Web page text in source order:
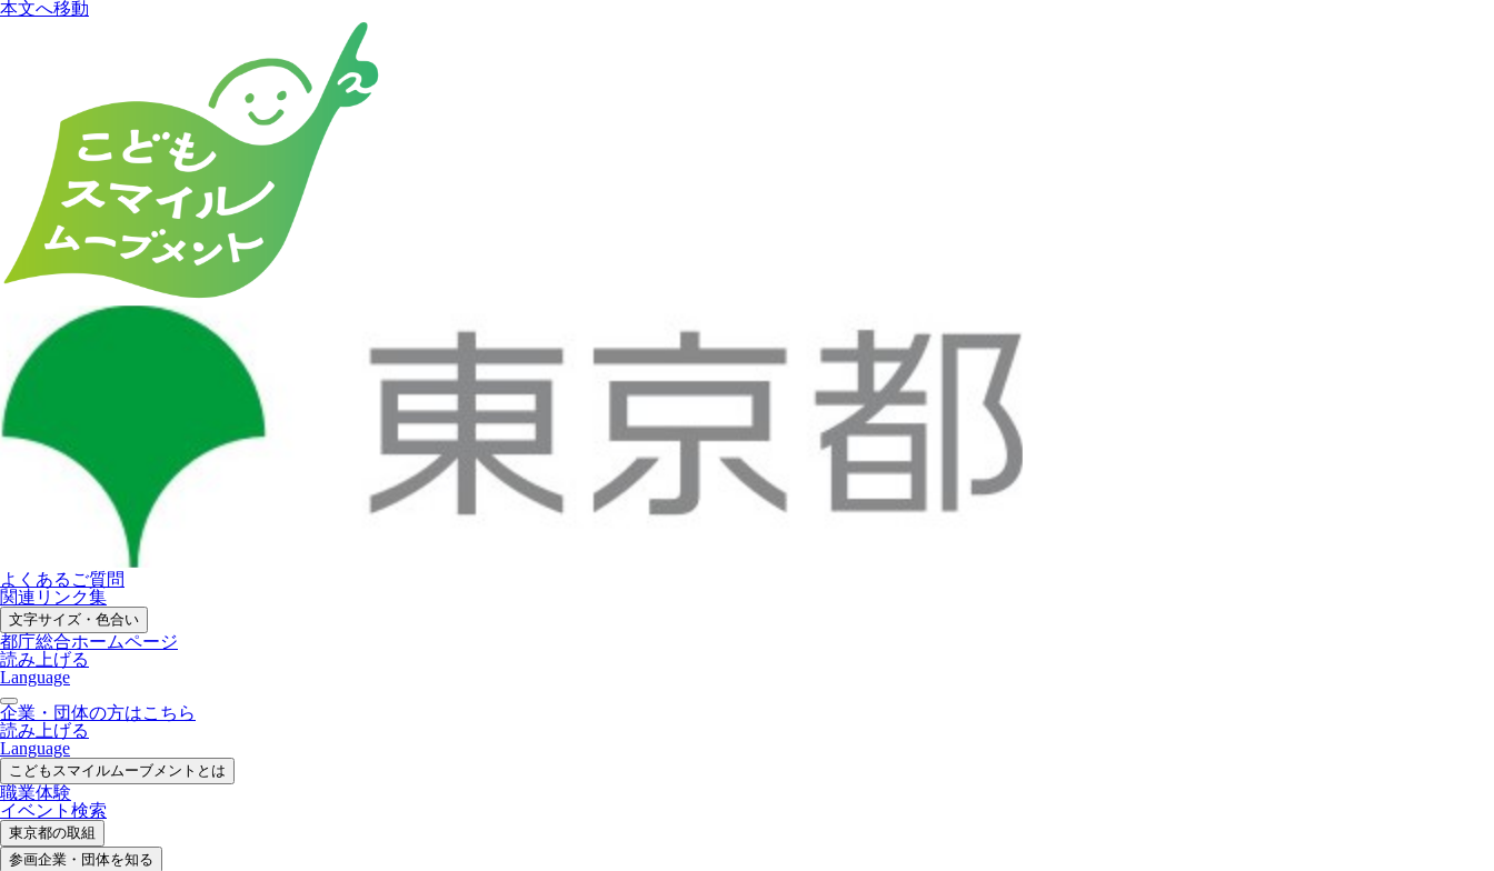
本文へ移動
よくあるご質問
関連リンク集
文字サイズ・色合い
都庁総合ホームページ
読み上げる
Language
企業・団体の方はこちら
読み上げる
Language
こどもスマイルムーブメントとは
職業体験
イベント検索
東京都の取組
参画企業・ 団体を知る